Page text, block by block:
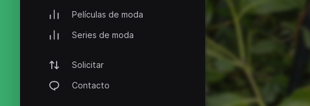
Películas de moda
Series de moda
Solicitar
Contacto